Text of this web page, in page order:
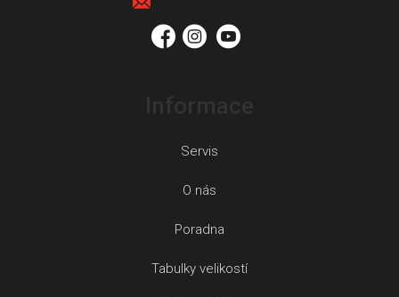
Servis
O nás
Poradna
Tabulky velikostí